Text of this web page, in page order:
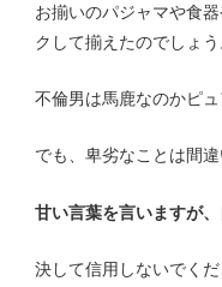
お揃いのパジャマや食
クして揃えたのでしょう
不倫男は馬鹿なのかピ
でも、卑劣なことは間違
甘い言葉を言いますが
決して信用しないでくだ